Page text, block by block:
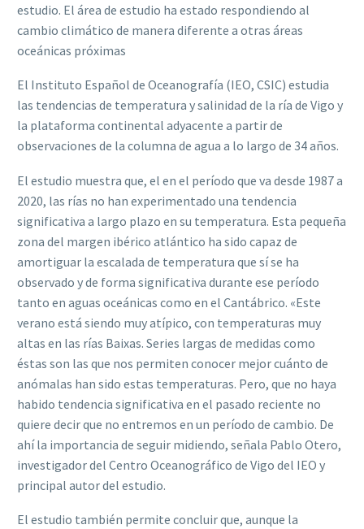
estudio. El área de estudio ha estado respondiendo al
cambio climático de manera diferente a otras áreas
oceánicas próximas
El Instituto Español de Oceanografía (IEO, CSIC) estudia
las tendencias de temperatura y salinidad de la ría de Vigo y
la plataforma continental adyacente a partir de
observaciones de la columna de agua a lo largo de 34 años.
El estudio muestra que, el en el período que va desde 1987 a
2020, las rías no han experimentado una tendencia
significativa a largo plazo en su temperatura. Esta pequeña
zona del margen ibérico atlántico ha sido capaz de
amortiguar la escalada de temperatura que sí se ha
observado y de forma significativa durante ese período
tanto en aguas oceánicas como en el Cantábrico. «Este
verano está siendo muy atípico, con temperaturas muy
altas en las rías Baixas. Series largas de medidas como
éstas son las que nos permiten conocer mejor cuánto de
anómalas han sido estas temperaturas. Pero, que no haya
habido tendencia significativa en el pasado reciente no
quiere decir que no entremos en un período de cambio. De
ahí la importancia de seguir midiendo, señala Pablo Otero,
investigador del Centro Oceanográfico de Vigo del IEO y
principal autor del estudio.
El estudio también permite concluir que, aunque la